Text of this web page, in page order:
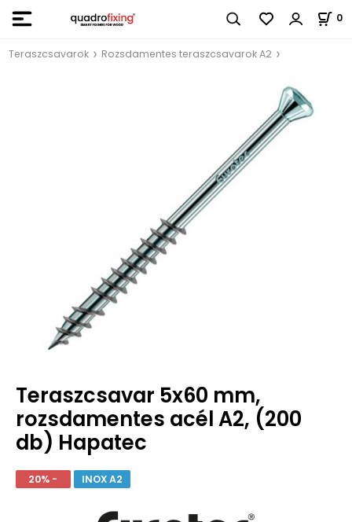
0
Teraszcsavarok Rozsdamentes teraszcsavarok A2
Teraszcsavar 5x60 mm,
rozsdamentes acél A2, (200
db) Hapatec
20% - INOX A2